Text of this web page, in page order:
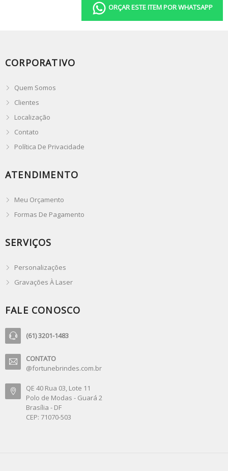
ORÇAR ESTE ITEM POR WHATSAPP
CORPORATIVO
Quem Somos
Clientes
Localização
Contato
Política De Privacidade
ATENDIMENTO
Meu Orçamento
Formas De Pagamento
SERVIÇOS
Personalizações
Gravações À Laser
FALE CONOSCO
(61) 3201-1483
CONTATO
@fortunebrindes.com.br
QE 40 Rua 03, Lote 11
Polo de Modas - Guará 2
Brasília - DF
CEP: 71070-503